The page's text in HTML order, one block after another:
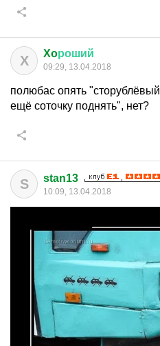
X Xoроший
09:29, 13.04.2018
полюбас опять "сторублёвый
ещё соточку поднять", нет?
S stan13
10:09, 13.04.2018